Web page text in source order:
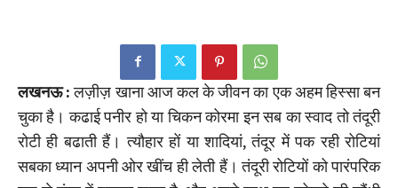
लखनऊ :लज़ीज़ खाना आज कल के जीवन का एक अहम हिस्सा बन
चुका है। कढाई पनीर हो या चिकन कोरमा इन सब का स्वाद तो तंदूरी
रोटी ही बढाती हैं। त्यौहार हों या शादियां, तंदूर में पक रही रोटियां
सबका ध्यान अपनी ओर खींच ही लेती हैं। तंदूरी रोटियों को पारंपरिक